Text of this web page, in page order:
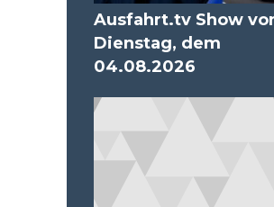
Ausfahrt.tv Show
Dienstag, dem
04.08.2026